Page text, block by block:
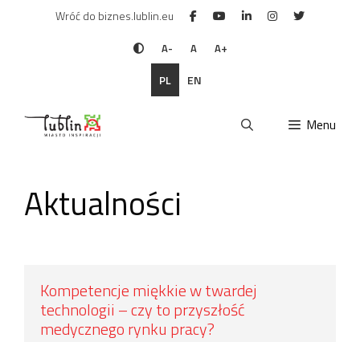
Wróć do biznes.lublin.eu
A- A A+
PL EN
Menu
Aktualności
Kompetencje miękkie w twardej
technologii – czy to przyszłość
medycznego rynku pracy?